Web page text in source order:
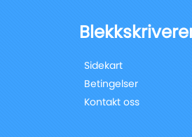
Sidekart
Betingelser
Kontakt oss